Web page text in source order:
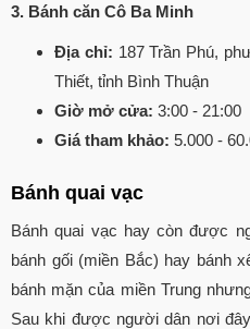
3. Bánh căn Cô Ba Minh
Địa chỉ: 187 Trần Phú,
Thiết, tỉnh Bình Thuận
Giờ mở cửa: 3:00 - 21:00
Giá tham khảo: 5.000 -
Bánh quai vạc
Bánh quai vạc hay còn được
bánh gối (miền Bắc) hay bánh
bánh mặn của miền Trung
Sau khi được người dân nơi